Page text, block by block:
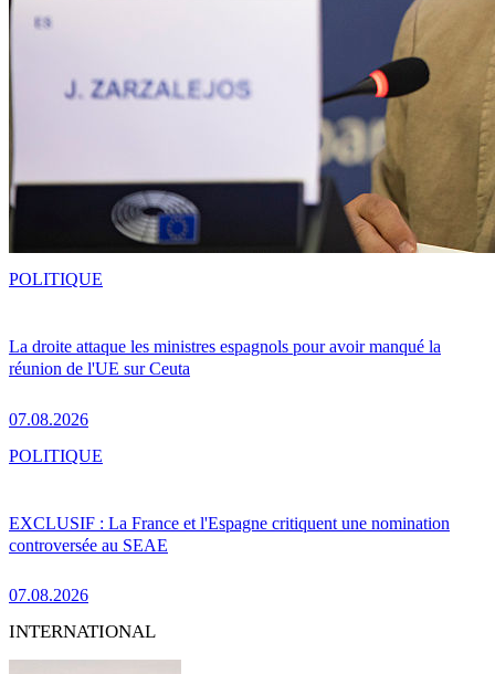
La droite attaque les ministres espagnols pour avoir manqué la
réunion de l'UE sur Ceuta
07.08.2026
POLITIQUE
EXCLUSIF : La France et l'Espagne critiquent une nomination
controversée au SEAE
07.08.2026
POLITIQUE
INTERNATIONAL